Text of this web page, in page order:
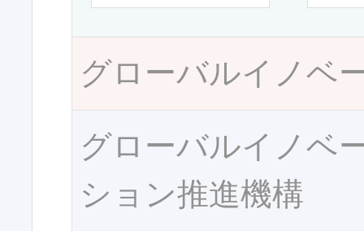
グローバルイノベ
グローバルイノベ
ション推進機構